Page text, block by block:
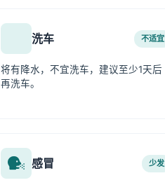
洗车 不适宜
将有降水，不宜洗车，建议至少1天后
再洗车。
感冒 少发